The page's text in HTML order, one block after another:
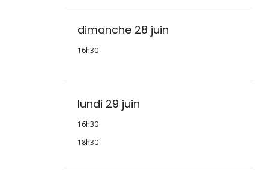
dimanche 28 juin
16h30
lundi 29 juin
16h30
18h30